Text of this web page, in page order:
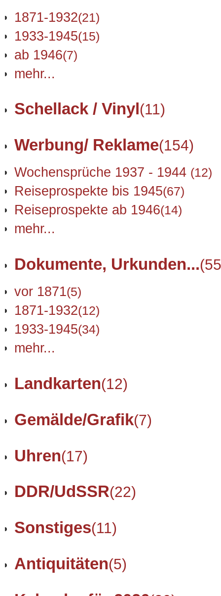
1871-1932(21)
1933-1945(15)
ab 1946(7)
mehr...
Schellack / Vinyl(11)
Werbung/ Reklame(154)
Wochensprüche 1937 - 1944 (12)
Reiseprospekte bis 1945(67)
Reiseprospekte ab 1946(14)
mehr...
Dokumente, Urkunden...
vor 1871(5)
1871-1932(12)
1933-1945(34)
mehr...
Landkarten(12)
Gemälde/Grafik(7)
Uhren(17)
DDR/UdSSR(22)
Sonstiges(11)
Antiquitäten(5)